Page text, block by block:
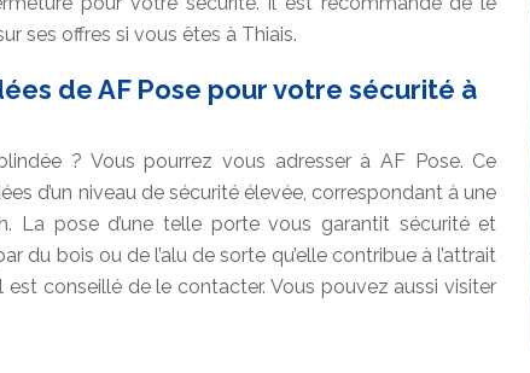
ses offres si vous êtes à Thiais.
de AF Pose pour votre sécurité à
? Vous pourrez vous adresser à AF Pose. Ce
d’un niveau de sécurité élevée, correspondant à une
La pose d’une telle porte vous garantit sécurité et
du bois ou de l’alu de sorte qu’elle contribue à l’attrait
conseillé de le contacter. Vous pouvez aussi visiter